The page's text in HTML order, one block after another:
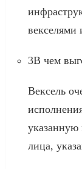
векселями
3В чем
Вексель
указанную
лица,